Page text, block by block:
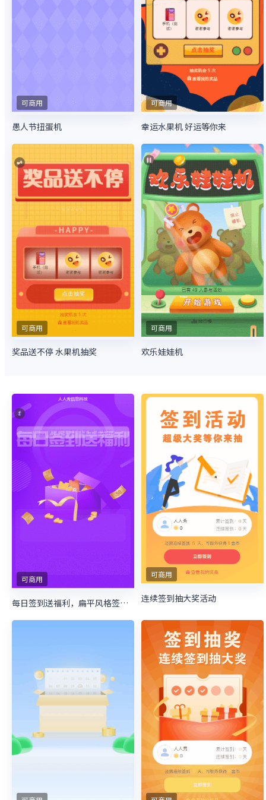
可商用
愚人节扭蛋机
可商用
幸运水果机 好运等你来
可商用
奖品送不停 水果机抽奖
可商用
欢乐娃娃机
可商用
每日签到送福利，扁平风格签到抽奖
可商用
连续签到抽大奖活动